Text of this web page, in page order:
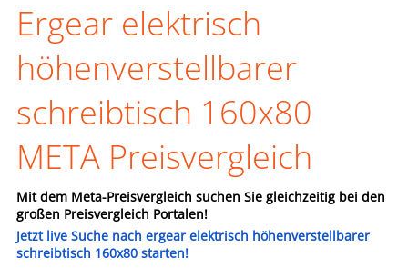
Ergear elektrisch
höhenverstellbarer
schreibtisch 160x80
META Preisvergleich
Mit dem Meta-Preisvergleich suchen Sie gleichzeitig bei den
großen Preisvergleich Portalen!
Jetzt live Suche nach ergear elektrisch höhenverstellbarer
schreibtisch 160x80 starten!